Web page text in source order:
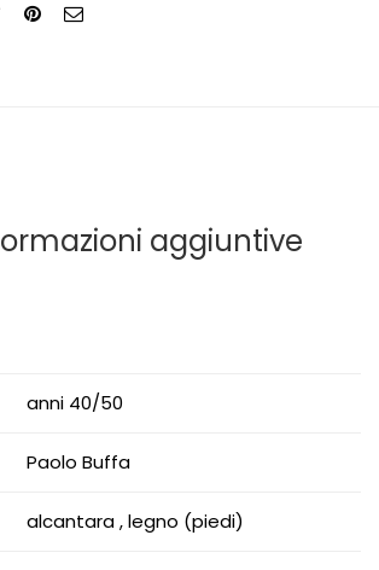
aggiuntive
anni 40/50
Paolo Buffa
alcantara , legno (piedi)